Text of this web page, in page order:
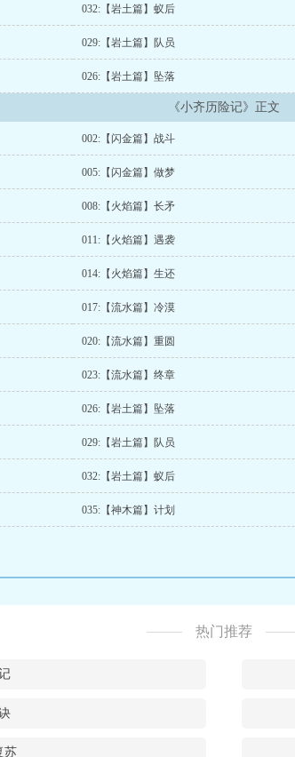
032:【岩土篇】蚁后
029:【岩土篇】队员
026:【岩土篇】坠落
《小齐历险记》正文
002:【闪金篇】战斗
005:【闪金篇】做梦
008:【火焰篇】长矛
011:【火焰篇】遇袭
014:【火焰篇】生还
017:【流水篇】冷漠
020:【流水篇】重圆
023:【流水篇】终章
026:【岩土篇】坠落
029:【岩土篇】队员
032:【岩土篇】蚁后
035:【神木篇】计划
热门推荐
苏